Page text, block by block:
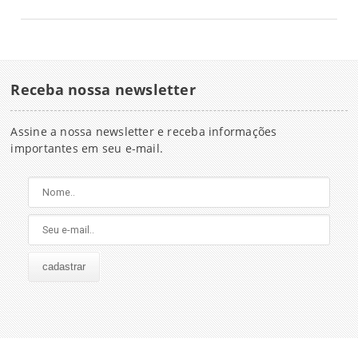
Receba nossa newsletter
Assine a nossa newsletter e receba informações
importantes em seu e-mail.